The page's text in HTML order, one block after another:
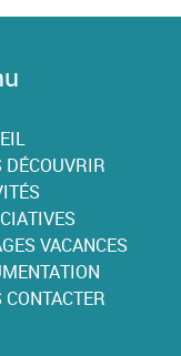
DÉCOUVRIR
VACANCES
CONTACTER